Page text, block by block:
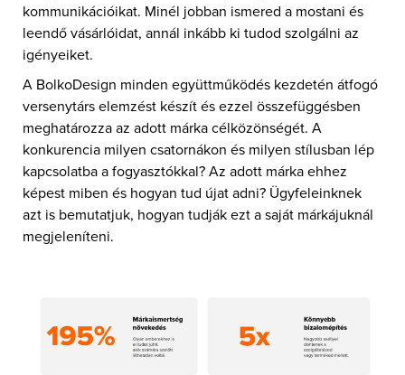
kommunikációikat. Minél jobban ismered a mostani és
leendő vásárlóidat, annál inkább ki tudod szolgálni az
igényeiket.
A BolkoDesign minden együttműködés kezdetén átfogó
versenytárs elemzést készít és ezzel összefüggésben
meghatározza az adott márka célközönségét. A
konkurencia milyen csatornákon és milyen stílusban lép
kapcsolatba a fogyasztókkal? Az adott márka ehhez
képest miben és hogyan tud újat adni? Ügyfeleinknek
azt is bemutatjuk, hogyan tudják ezt a saját márkájuknál
megjeleníteni.